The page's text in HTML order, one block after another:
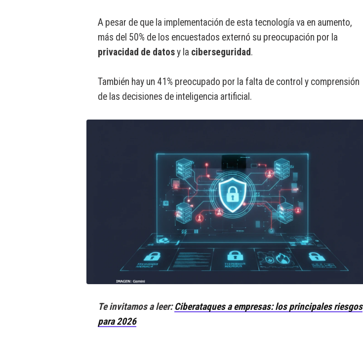
A pesar de que la implementación de esta tecnología va en aumento,
más del 50% de los encuestados externó su preocupación por la
privacidad de datosy la ciberseguridad.
También hay un 41% preocupado por la falta de control y comprensión
de las decisiones de inteligencia artificial.
Te invitamos a leer:Ciberataques a empresas: los principales riesgos
para 2026